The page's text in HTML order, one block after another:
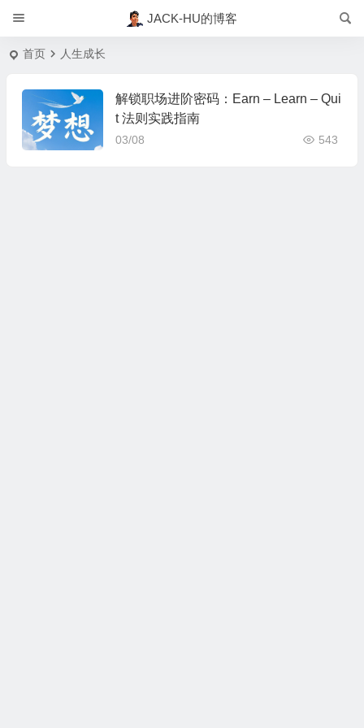
JACK-HU的博客
首页 人生成长
解锁职场进阶密码：Earn – Learn – Qui
t 法则实践指南
03/08 543